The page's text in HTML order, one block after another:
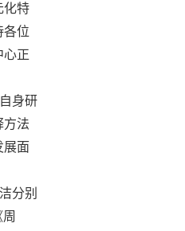
化特
各位
心正
身研
方法
展面
分别